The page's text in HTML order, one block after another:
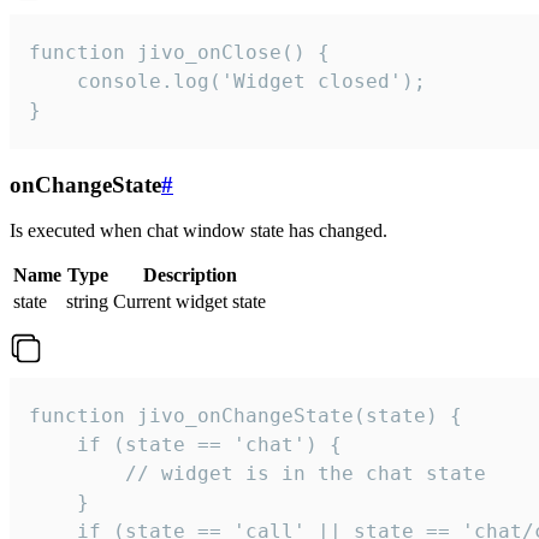
function jivo_onClose() {
    console.log('Widget closed');
}
onChangeState#
Is executed when chat window state has changed.
Name Type
Description
state
string Current widget state
function jivo_onChangeState(state) {
    if (state == 'chat') {
        // widget is in the chat state
    }
if (state == 'call' || state == 'chat/